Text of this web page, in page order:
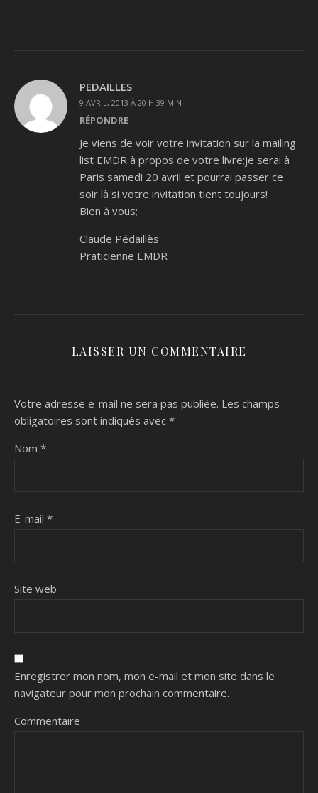
PEDAILLES
9 AVRIL, 2013 À 20 H 39 MIN
RÉPONDRE
Je viens de voir votre invitation sur la mailing
list EMDR à propos de votre livre;je serai à
Paris samedi 20 avril et pourrai passer ce
soir là si votre invitation tient toujours!
Bien à vous;
Claude Pédaillès
Praticienne EMDR
LAISSER UN COMMENTAIRE
Votre adresse e-mail ne sera pas publiée. Les champs
obligatoires sont indiqués avec *
Nom *
E-mail *
Site web
Enregistrer mon nom, mon e-mail et mon site dans le
navigateur pour mon prochain commentaire.
Commentaire